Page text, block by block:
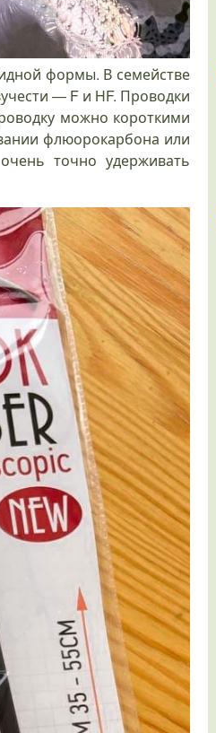
формы. В семействе
— F и HF. Проводки
можно короткими
флюорокарбона или
точно удерживать